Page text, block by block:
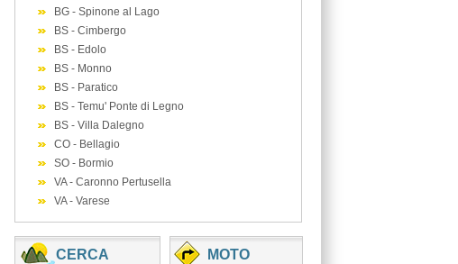
BG - Spinone al Lago
BS - Cimbergo
BS - Edolo
BS - Monno
BS - Paratico
BS - Temu' Ponte di Legno
BS - Villa Dalegno
CO - Bellagio
SO - Bormio
VA - Caronno Pertusella
VA - Varese
CERCA
MOTO